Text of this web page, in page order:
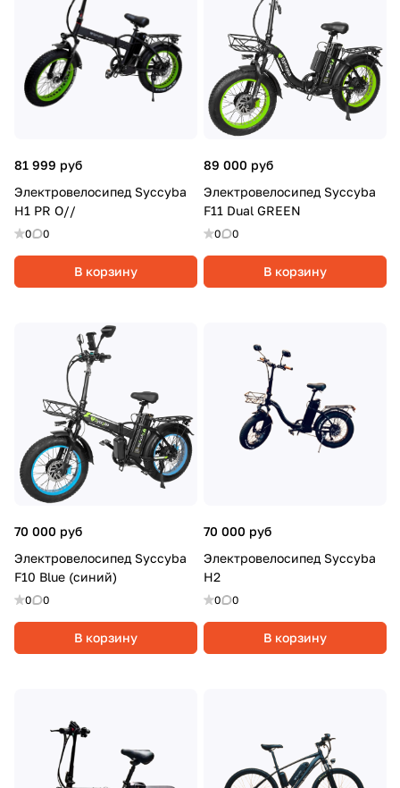
81 999 руб
Электровелосипед Syccyba
H1 PR O//
0 0
В корзину
89 000 руб
Электровелосипед Syccyba
F11 Dual GREEN
0 0
В корзину
70 000 руб
Электровелосипед Syccyba
F10 Blue (синий)
0 0
В корзину
70 000 руб
Электровелосипед Syccyba
H2
0 0
В корзину